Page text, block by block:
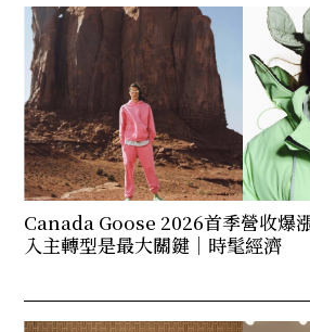
Canada Goose 2026首季營收爆
入主轉型是最大關鍵｜時髦經濟